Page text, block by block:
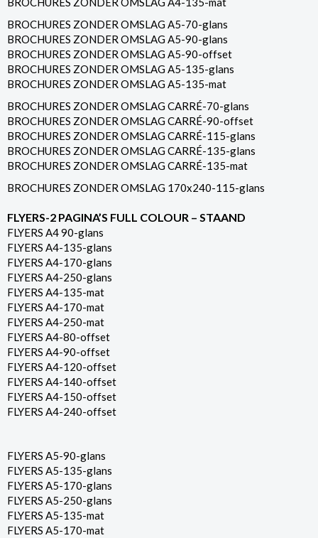
BROCHURES ZONDER OMSLAG A5-70-glans
BROCHURES ZONDER OMSLAG A5-90-glans
BROCHURES ZONDER OMSLAG A5-90-offset
BROCHURES ZONDER OMSLAG A5-135-glans
BROCHURES ZONDER OMSLAG A5-135-mat
BROCHURES ZONDER OMSLAG CARRÉ-70-glans
BROCHURES ZONDER OMSLAG CARRÉ-90-offset
BROCHURES ZONDER OMSLAG CARRÉ-115-glans
BROCHURES ZONDER OMSLAG CARRÉ-135-glans
BROCHURES ZONDER OMSLAG CARRÉ-135-mat
BROCHURES ZONDER OMSLAG 170x240-115-glans
FLYERS-2 PAGINA’S FULL COLOUR – STAAND
FLYERS A4 90-glans
FLYERS A4-135-glans
FLYERS A4-170-glans
FLYERS A4-250-glans
FLYERS A4-135-mat
FLYERS A4-170-mat
FLYERS A4-250-mat
FLYERS A4-80-offset
FLYERS A4-90-offset
FLYERS A4-120-offset
FLYERS A4-140-offset
FLYERS A4-150-offset
FLYERS A4-240-offset
FLYERS A5-90-glans
FLYERS A5-135-glans
FLYERS A5-170-glans
FLYERS A5-250-glans
FLYERS A5-135-mat
FLYERS A5-170-mat